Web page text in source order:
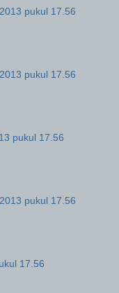
pukul 17.56
pukul 17.56
pukul 17.56
pukul 17.56
17.56